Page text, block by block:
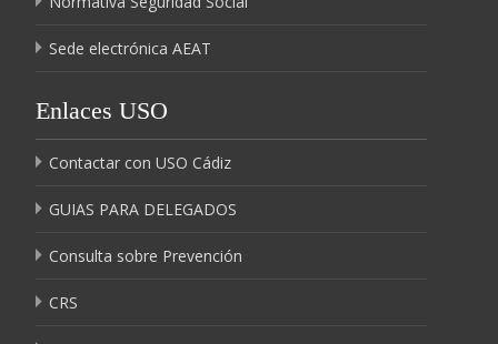
Sede electrónica AEAT
Enlaces USO
Contactar con USO Cádiz
GUIAS PARA DELEGADOS
Consulta sobre Prevención
CRS